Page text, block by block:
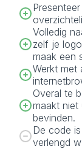
Volledig
zelf je
maak een
Werkt met
Overal te
maakt niet
bevinden.
De code
verlengd